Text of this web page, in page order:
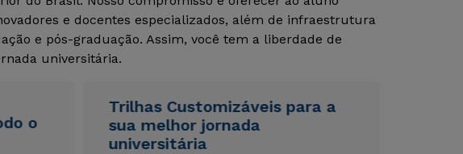
e docentes especializados, além de infraestrutura
e pós-graduação. Assim, você tem a liberdade de
universitária.
o
Trilhas Customizáveis para a
sua melhor jornada
universitária
Rápido e fácil
Rápido e fácil